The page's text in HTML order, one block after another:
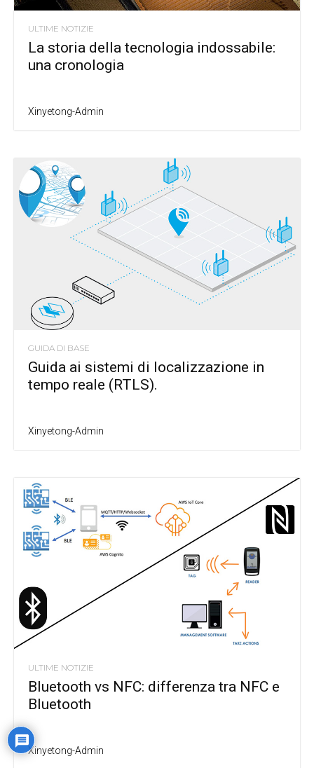
ULTIME NOTIZIE
La storia della tecnologia indossabile:
una cronologia
Xinyetong-Admin
GUIDA DI BASE
Guida ai sistemi di localizzazione in
tempo reale (RTLS).
Xinyetong-Admin
ULTIME NOTIZIE
Bluetooth vs NFC: differenza tra NFC e
Bluetooth
Xinyetong-Admin